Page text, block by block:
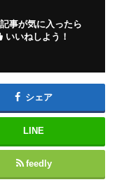
事が気に入ったら
いいねしよう！
シェア
LINE
feedly